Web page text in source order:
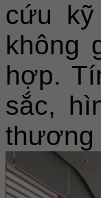
cứu
không
hợp.
sắc,
thương